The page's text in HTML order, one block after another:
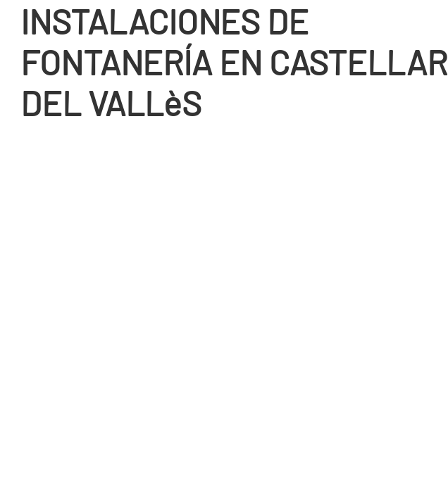
INSTALACIONES DE
FONTANERÍ­A EN CASTELLAR
DEL VALLèS